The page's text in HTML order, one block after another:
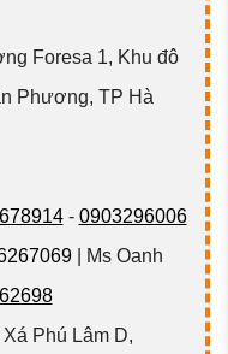
Foresa 1, Khu đô
Phương, TP Hà
- 0903296006
| Ms Oanh
Phú Lâm D,